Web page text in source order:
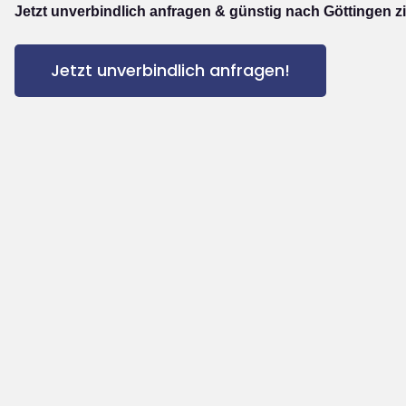
Jetzt unverbindlich anfragen & günstig nach Göttingen
Jetzt unverbindlich anfragen!